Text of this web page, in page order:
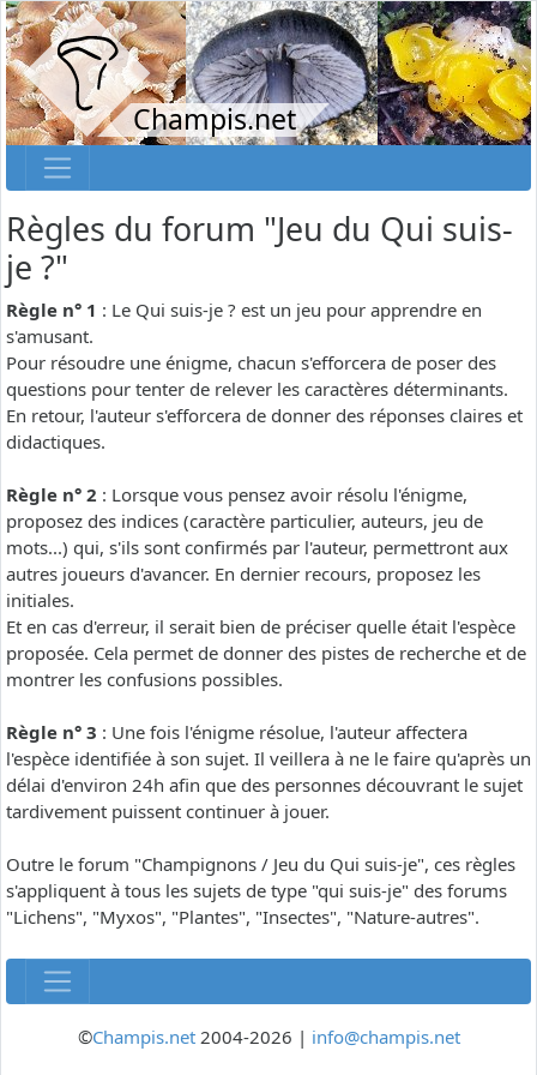
Champis.net
Règles du forum "Jeu du Qui suis-
je ?"
Règle n° 1 : Le Qui suis-je ? est un jeu pour apprendre en
s'amusant.
Pour résoudre une énigme, chacun s'efforcera de poser des
questions pour tenter de relever les caractères déterminants.
En retour, l'auteur s'efforcera de donner des réponses claires et
didactiques.
Règle n° 2 : Lorsque vous pensez avoir résolu l'énigme,
proposez des indices (caractère particulier, auteurs, jeu de
mots...) qui, s'ils sont confirmés par l'auteur, permettront aux
autres joueurs d'avancer. En dernier recours, proposez les
initiales.
Et en cas d'erreur, il serait bien de préciser quelle était l'espèce
proposée. Cela permet de donner des pistes de recherche et de
montrer les confusions possibles.
Règle n° 3 : Une fois l'énigme résolue, l'auteur affectera
l'espèce identifiée à son sujet. Il veillera à ne le faire qu'après un
délai d'environ 24h afin que des personnes découvrant le sujet
tardivement puissent continuer à jouer.
Outre le forum "Champignons / Jeu du Qui suis-je", ces règles
s'appliquent à tous les sujets de type "qui suis-je" des forums
"Lichens", "Myxos", "Plantes", "Insectes", "Nature-autres".
©Champis.net2004-2026 | info@champis.net